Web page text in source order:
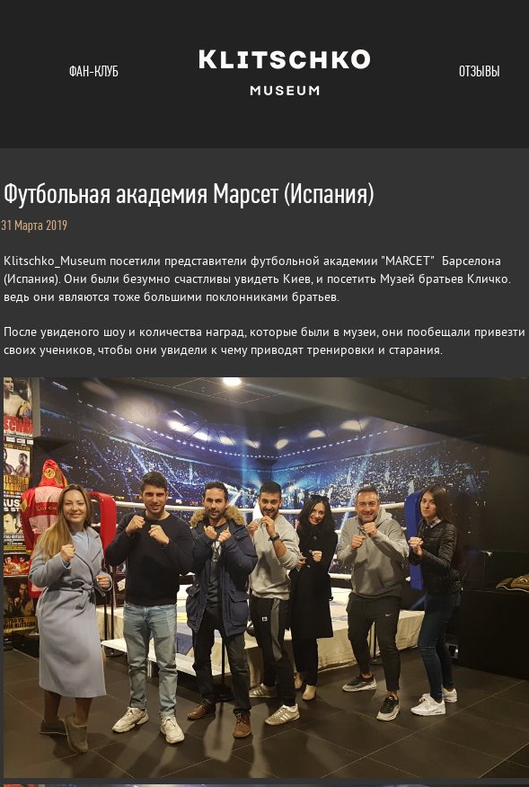
ФАН-КЛУБ ОТЗЫВЫ
Футбольная академия Марсет (Испания)
31 Марта 2019
Klitschko_Museum посетили представители футбольной академии "МARCET" Барселона
(Испания). Они были безумно счастливы увидеть Киев, и посетить Музей братьев Кличко.
ведь они являются тоже большими поклонниками братьев.
После увиденого шоу и количества наград, которые были в музеи, они пообещали привезти
своих учеников, чтобы они увидели к чему приводят тренировки и старания.